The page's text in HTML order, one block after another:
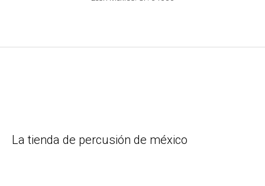
La tienda de percusión de méxico